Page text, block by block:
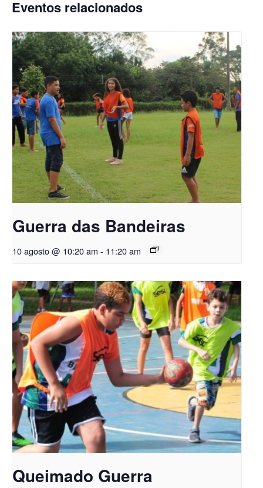
Eventos relacionados
Guerra das Bandeiras
10 agosto @ 10:20 am - 11:20 am
Queimado Guerra